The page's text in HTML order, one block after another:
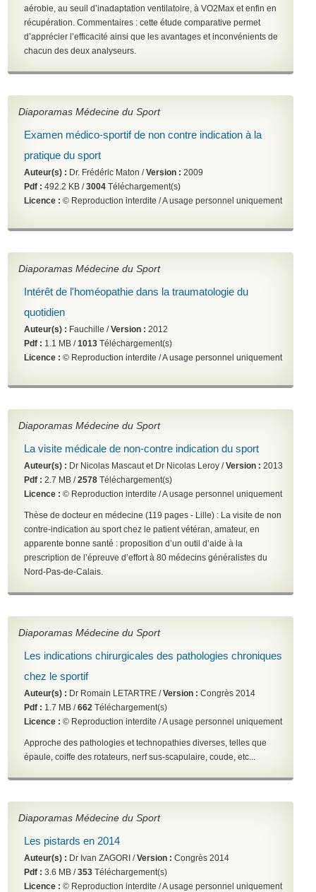
aérobie, au seuil d’inadaptation ventilatoire, à VO2Max et enfin en
récupération. Commentaires : cette étude comparative permet
d’apprécier l’efficacité ainsi que les avantages et inconvénients de
chacun des deux analyseurs.
Diaporamas Médecine du Sport
Examen médico-sportif de non contre indication à la
pratique du sport
Auteur(s) : Dr. Frédéric Maton /Version : 2009
Pdf : 492.2 KB /3004 Téléchargement(s)
Licence : © Reproduction interdite / A usage personnel uniquement
Diaporamas Médecine du Sport
Intérêt de l'homéopathie dans la traumatologie du
quotidien
Auteur(s) : Fauchille /Version : 2012
Pdf : 1.1 MB /1013 Téléchargement(s)
Licence : © Reproduction interdite / A usage personnel uniquement
Diaporamas Médecine du Sport
La visite médicale de non-contre indication du sport
Auteur(s) : Dr Nicolas Mascaut et Dr Nicolas Leroy /Version : 2013
Pdf : 2.7 MB /2578 Téléchargement(s)
Licence : © Reproduction interdite / A usage personnel uniquement
Thèse de docteur en médecine (119 pages - Lille) : La visite de non
contre-indication au sport chez le patient vétéran, amateur, en
apparente bonne santé : proposition d’un outil d’aide à la
prescription de l’épreuve d’effort à 80 médecins généralistes du
Nord-Pas-de-Calais.
Diaporamas Médecine du Sport
Les indications chirurgicales des pathologies chroniques
chez le sportif
Auteur(s) : Dr Romain LETARTRE /Version : Congrès 2014
Pdf : 1.7 MB /662 Téléchargement(s)
Licence : © Reproduction interdite / A usage personnel uniquement
Approche des pathologies et technopathies diverses, telles que
épaule, coiffe des rotateurs, nerf sus-scapulaire, coude, etc...
Diaporamas Médecine du Sport
Les pistards en 2014
Auteur(s) : Dr Ivan ZAGORI /Version : Congrès 2014
Pdf : 3.6 MB /353 Téléchargement(s)
Licence : © Reproduction interdite / A usage personnel uniquement